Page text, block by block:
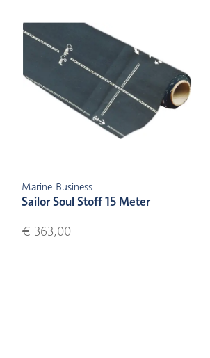
Marine Business
Sailor Soul Stoff 15 Meter
€ 363,00